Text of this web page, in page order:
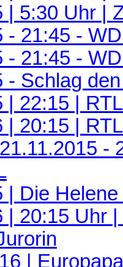
| 5:30 Uhr |
- 21:45 -
- 21:45 -
- Schlag
| 22:15 |
| 20:15 |
-
| Die
| 20:15 Uhr
|